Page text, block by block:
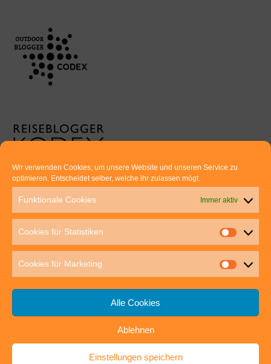
Wir verwenden Cookies, um unsere Website und unseren Service zu
optimieren. Entscheidet selber, welche ihr zulassen mögt.
Funktionale Cookies Immer aktiv
Cookies für Statistiken
Cookies für Marketing
Alle Cookies
Ablehnen
Einstellungen speichern
Euer direkter Draht zu uns:
Thomas Rathay und Silke Rommel
70563 Stuttgart
post@outdoor-hochgenuss.de
IMPRESSUM DATENSCHUTZ